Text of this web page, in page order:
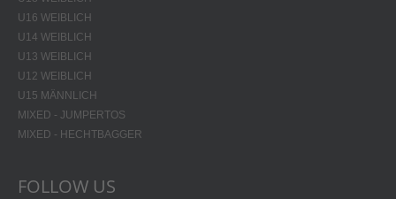
U16 WEIBLICH
U14 WEIBLICH
U13 WEIBLICH
U12 WEIBLICH
U15 MÄNNLICH
MIXED - JUMPERTOS
MIXED - HECHTBAGGER
FOLLOW US